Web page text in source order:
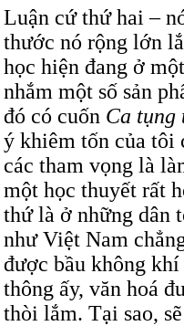
Luận cứ thứ hai –
thước nó rộng lớn
học hiện đang ở
nhắm một số sản
đó có cuốn Ca
ý khiêm tốn của tôi
các tham vọng là
một học thuyết rất
thứ là ở những dân
như Việt Nam
được bầu không
thông ấy, văn hoá
thòi lắm. Tại sao,